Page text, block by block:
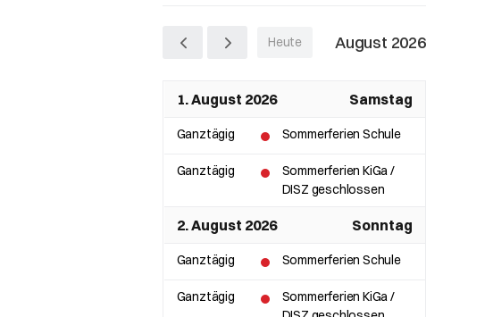
Heute August 2026
1. August 2026 Samstag
Ganztägig Sommerferien Schule
Ganztägig
Sommerferien KiGa /
DISZ geschlossen
2. August 2026 Sonntag
Ganztägig Sommerferien Schule
Ganztägig
Sommerferien KiGa /